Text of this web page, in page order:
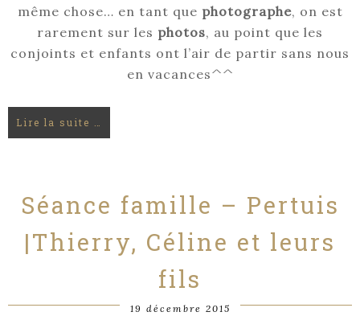
même chose… en tant que photographe, on est
rarement sur les photos, au point que les
conjoints et enfants ont l’air de partir sans nous
en vacances^^
Lire la suite …
Séance famille – Pertuis
|Thierry, Céline et leurs
fils
19 décembre 2015